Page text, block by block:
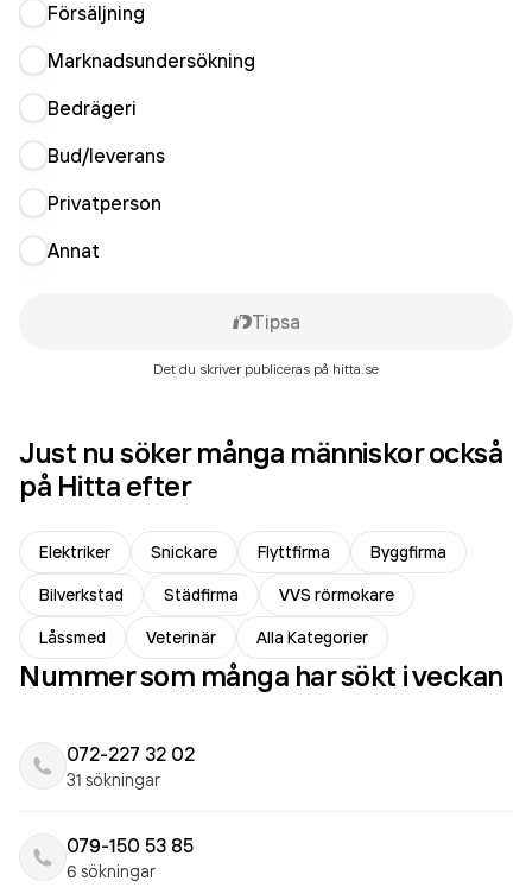
Försäljning
Marknadsundersökning
Bedrägeri
Bud/leverans
Privatperson
Annat
Tipsa
Det du skriver publiceras på hitta.se
Just nu söker många människor också
på Hitta efter
Elektriker Snickare Flyttfirma
Byggfirma
Bilverkstad
Städfirma
VVS rörmokare
Låssmed
Veterinär Alla Kategorier
Nummer som många har sökt i veckan
072-227 32 02
31 sökningar
079-150 53 85
6 sökningar